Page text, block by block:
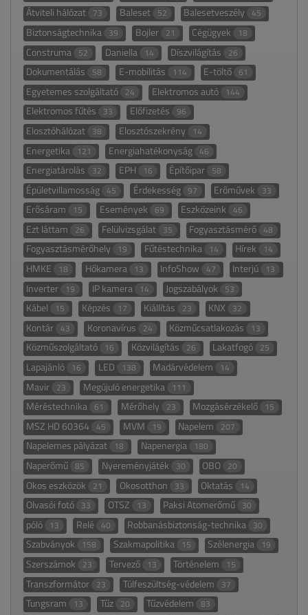
Átviteli hálózat 73 Baleset 52 Balesetveszély 45
Biztonságtechnika 39 Bojler 21 Cégügyek 18
Construma 52 Daniella 14 Díszvilágítás 26
Dokumentálás 58 E-mobilitás 114 E-töltő 61
Egyetemes szolgáltató 24 Elektromos autó 144
Elektromos fűtés 33 Előfizetés 96
Elosztóhálózat 38 Elosztószekrény 14
Energetika 121 Energiahatékonyság 46
Energiatárolás 32 EPH 16 Építőipar 58
Épületvillamosság 45 Érdekesség 97 Erőművek 33
Erősáram 15 Események 69 Eszközeink 46
Ezt láttam 26 Felülvizsgálat 35 Fogyasztásmérő 48
Fogyasztásmérőhely 19 Fűtéstechnika 14 Hírek 14
HMKE 18 Hőkamera 13 InfoShow 47 Interjú 13
Inverter 19 IP kamera 14 Jogszabályok 53
Kábel 15 Képzés 17 Kiállítás 23 KNX 32
Kontár 43 Koronavírus 24 Közműcsatlakozás 13
Közműszolgáltató 16 Közvilágítás 26 Lakatfogó 25
Lapajánló 16 LED 138 Madárvédelem 14
Mavir 23 Megújuló energetika 111
Méréstechnika 61 Mérőhely 23 Mozgásérzékelő 15
MSZ HD 60364 45 MVM 19 Napelem 207
Napelemes pályázat 18 Napenergia 180
Naperőmű 85 Nyereményjáték 30 OBO 20
Okos eszközök 21 Okosotthon 33 Oktatás 14
Olvasói fotó 33 OTSZ 13 Paksi Atomerőmű 30
póló 13 Relé 40 Robbanásbiztonság-technika 30
Szabványok 158 Szakmapolitika 15 Szélenergia 19
Szerszámok 23 Tervező 13 Történelem 15
Transzformátor 23 Túlfeszültség-védelem 37
Tungsram 13 Tűz 20 Tűzvédelem 83